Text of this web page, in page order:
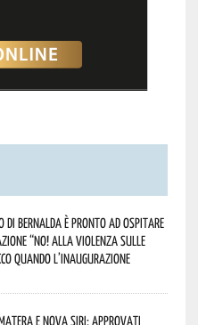
di Bernalda è pronto ad ospitare
“NO! alla violenza sulle
quando l’inaugurazione
e Nova Siri: approvati